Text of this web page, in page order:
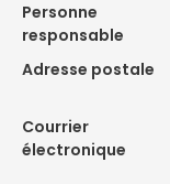
Personne
responsable
Adresse postale
Courrier
électronique